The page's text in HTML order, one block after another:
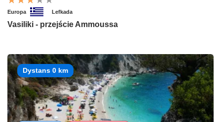
Europa Lefkada
Vasiliki - przejście Ammoussa
Dystans 0 km